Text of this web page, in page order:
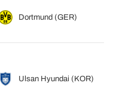
Dortmund (GER)
Ulsan Hyundai (KOR)